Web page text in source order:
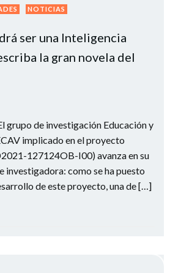
NOTICIAS
ser una Inteligencia
la gran novela del
grupo de investigación Educación y
implicado en el proyecto
127124OB-I00) avanza en su
investigadora: como se ha puesto
de este proyecto, una de […]